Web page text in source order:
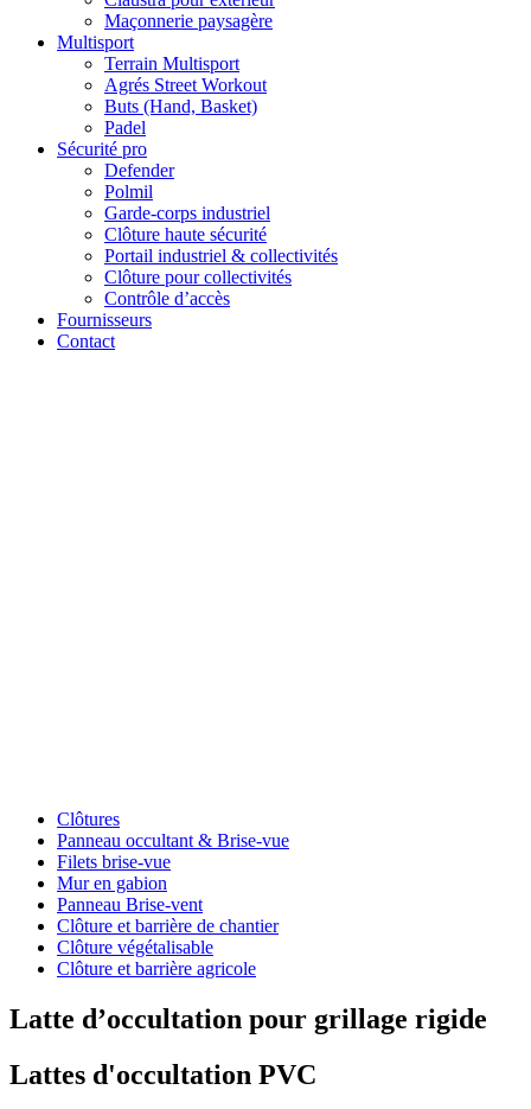
Maçonnerie paysagère
Multisport
Terrain Multisport
Agrés Street Workout
Buts (Hand, Basket)
Padel
Sécurité pro
Defender
Polmil
Garde-corps industriel
Clôture haute sécurité
Portail industriel & collectivités
Clôture pour collectivités
Contrôle d’accès
Fournisseurs
Contact
Clôtures
Panneau occultant & Brise-vue
Filets brise-vue
Mur en gabion
Panneau Brise-vent
Clôture et barrière de chantier
Clôture végétalisable
Clôture et barrière agricole
Latte d’occultation pour grillage rigide
Lattes d'occultation PVC